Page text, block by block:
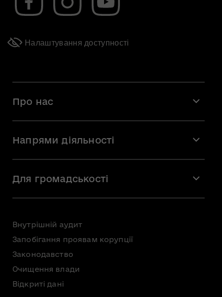
Налаштування доступності
Про нас
Команда
Вакансії
Напрями діяльності
Мистецька освіта
Для громадськості
Громадська рада
Консультації з громадськістю
Доступ до публічної інформації
Безоплатна первинна правнича допомога
Внутрішній аудит
Запобігання проявам корупції
Законодавство
Очищення влади
Відкриті дані